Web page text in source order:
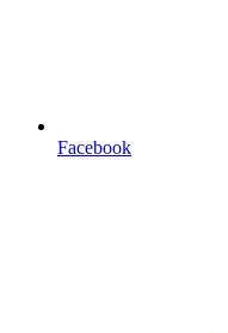
Facebook